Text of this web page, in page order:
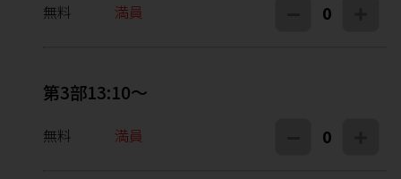
無料 満員 0
第3部13:10～
無料 満員 0